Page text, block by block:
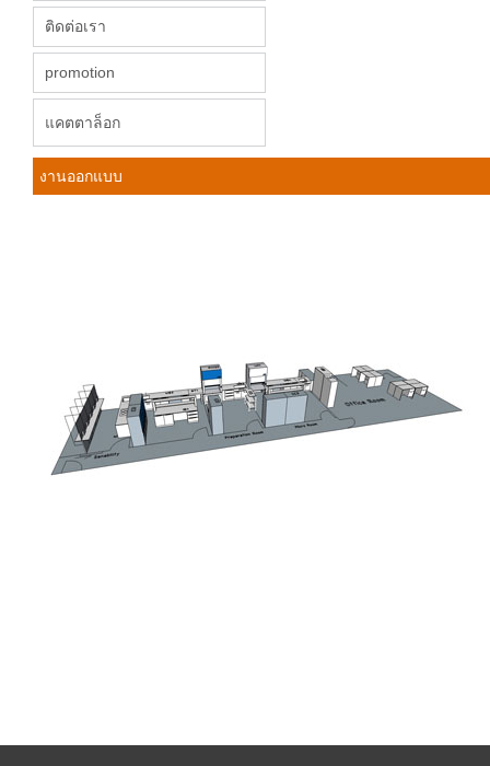
ติดต่อเรา
promotion
แคตตาล็อก
งานออกแบบ